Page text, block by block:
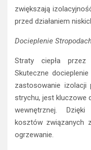
zwiększają
przed działaniem
Docieplenie
Straty ciepła
Skuteczne
zastosowanie izolacji
strychu, jest kluczowe
wewnętrznej.
kosztów związanych
ogrzewanie.